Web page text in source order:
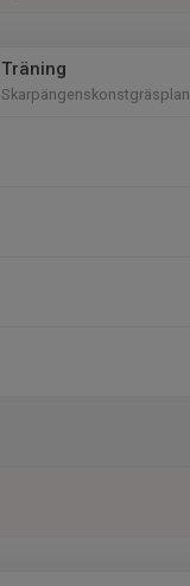
Träning
Skarpängenskonstgräsplan